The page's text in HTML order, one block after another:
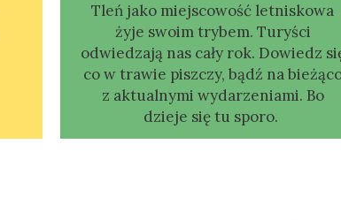
Tleń jako miejscowość letniskowa
żyje swoim trybem. Turyści
odwiedzają nas cały rok. Dowiedz
co w trawie piszczy, bądź na
z aktualnymi wydarzeniami. Bo
dzieje się tu sporo.